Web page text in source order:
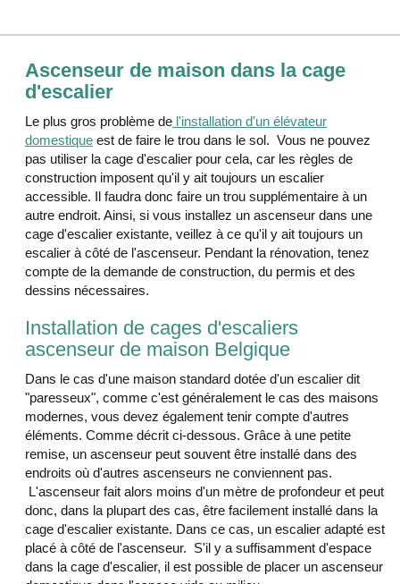
Ascenseur de maison dans la cage
d'escalier
Le plus gros problème de l'installation d'un élévateur
domestique est de faire le trou dans le sol. Vous ne pouvez
pas utiliser la cage d'escalier pour cela, car les règles de
construction imposent qu'il y ait toujours un escalier
accessible. Il faudra donc faire un trou supplémentaire à un
autre endroit. Ainsi, si vous installez un ascenseur dans une
cage d'escalier existante, veillez à ce qu'il y ait toujours un
escalier à côté de l'ascenseur. Pendant la rénovation, tenez
compte de la demande de construction, du permis et des
dessins nécessaires.
Installation de cages d'escaliers
ascenseur de maison Belgique
Dans le cas d'une maison standard dotée d'un escalier dit
"paresseux", comme c'est généralement le cas des maisons
modernes, vous devez également tenir compte d'autres
éléments. Comme décrit ci-dessous. Grâce à une petite
remise, un ascenseur peut souvent être installé dans des
endroits où d'autres ascenseurs ne conviennent pas.
L'ascenseur fait alors moins d'un mètre de profondeur et peut
donc, dans la plupart des cas, être facilement installé dans la
cage d'escalier existante. Dans ce cas, un escalier adapté est
placé à côté de l'ascenseur. S'il y a suffisamment d'espace
dans la cage d'escalier, il est possible de placer un ascenseur